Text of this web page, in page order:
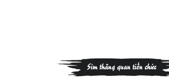
Sim thăng quan tiến chức